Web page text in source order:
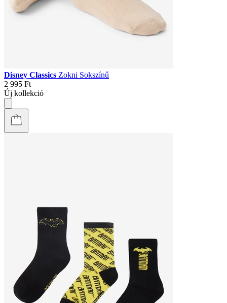
Disney Classics Zokni Sokszínű
2 995 Ft
Új kollekció